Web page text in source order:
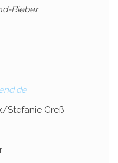
Bieber
Stefanie Greß